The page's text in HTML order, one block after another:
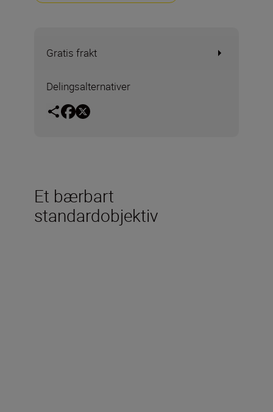
Gratis frakt
Delingsalternativer
Et bærbart
standardobjektiv